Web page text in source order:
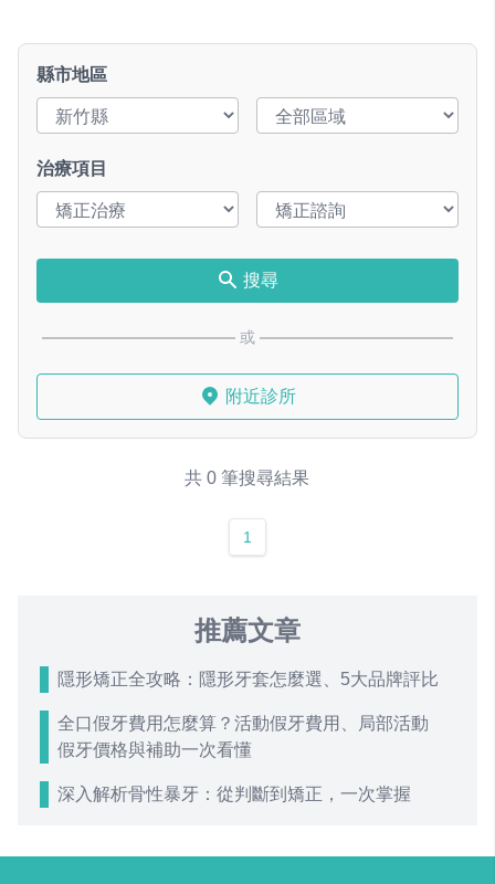
縣市地區
治療項目
搜尋
或
附近診所
共 0 筆搜尋結果
1
推薦文章
隱形矯正全攻略：隱形牙套怎麼選、5大品牌評比
全口假牙費用怎麼算？活動假牙費用、局部活動
假牙價格與補助一次看懂
深入解析骨性暴牙：從判斷到矯正，一次掌握